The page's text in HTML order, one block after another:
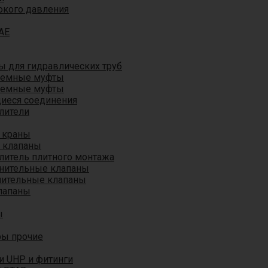
давления
гидравлических труб
муфты
муфты
соединения
клапаны
плитного монтажа
клапаны
клапаны
прочие
UHP и фитинги